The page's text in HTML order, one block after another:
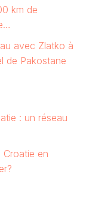
km de
avec Zlatko à
de Pakostane
: un réseau
Croatie en